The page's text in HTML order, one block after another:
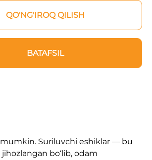
QO'NG'IROQ QILISH
BATAFSIL
Suriluvchi eshiklar — bu
bo‘lib, odam